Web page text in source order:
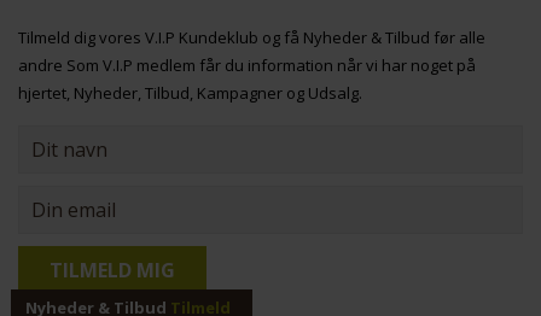
Tilmeld dig vores V.I.P Kundeklub og få Nyheder & Tilbud før alle
andre Som V.I.P medlem får du information når vi har noget på
hjertet, Nyheder, Tilbud, Kampagner og Udsalg.
Nyheder & Tilbud Tilmeld